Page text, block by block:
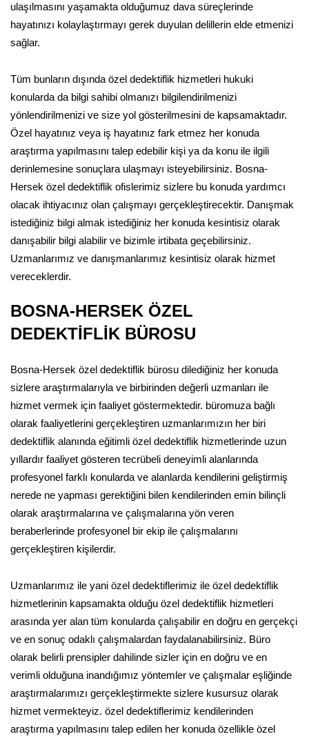
ulaşılmasını yaşamakta olduğumuz dava süreçlerinde
hayatınızı kolaylaştırmayı gerek duyulan delillerin elde etmenizi
sağlar.
Tüm bunların dışında özel dedektiflik hizmetleri hukuki
konularda da bilgi sahibi olmanızı bilgilendirilmenizi
yönlendirilmenizi ve size yol gösterilmesini de kapsamaktadır.
Özel hayatınız veya iş hayatınız fark etmez her konuda
araştırma yapılmasını talep edebilir kişi ya da konu ile ilgili
derinlemesine sonuçlara ulaşmayı isteyebilirsiniz. Bosna-
Hersek özel dedektiflik ofislerimiz sizlere bu konuda yardımcı
olacak ihtiyacınız olan çalışmayı gerçekleştirecektir. Danışmak
istediğiniz bilgi almak istediğiniz her konuda kesintisiz olarak
danışabilir bilgi alabilir ve bizimle irtibata geçebilirsiniz.
Uzmanlarımız ve danışmanlarımız kesintisiz olarak hizmet
vereceklerdir.
BOSNA-HERSEK ÖZEL
DEDEKTİFLİK BÜROSU
Bosna-Hersek özel dedektiflik bürosu dilediğiniz her konuda
sizlere araştırmalarıyla ve birbirinden değerli uzmanları ile
hizmet vermek için faaliyet göstermektedir. büromuza bağlı
olarak faaliyetlerini gerçekleştiren uzmanlarımızın her biri
dedektiflik alanında eğitimli özel dedektiflik hizmetlerinde uzun
yıllardır faaliyet gösteren tecrübeli deneyimli alanlarında
profesyonel farklı konularda ve alanlarda kendilerini geliştirmiş
nerede ne yapması gerektiğini bilen kendilerinden emin bilinçli
olarak araştırmalarına ve çalışmalarına yön veren
beraberlerinde profesyonel bir ekip ile çalışmalarını
gerçekleştiren kişilerdir.
Uzmanlarımız ile yani özel dedektiflerimiz ile özel dedektiflik
hizmetlerinin kapsamakta olduğu özel dedektiflik hizmetleri
arasında yer alan tüm konularda çalışabilir en doğru en gerçekçi
ve en sonuç odaklı çalışmalardan faydalanabilirsiniz. Büro
olarak belirli prensipler dahilinde sizler için en doğru ve en
verimli olduğuna inandığımız yöntemler ve çalışmalar eşliğinde
araştırmalarımızı gerçekleştirmekte sizlere kusursuz olarak
hizmet vermekteyiz. özel dedektiflerimiz kendilerinden
araştırma yapılmasını talep edilen her konuda özellikle özel